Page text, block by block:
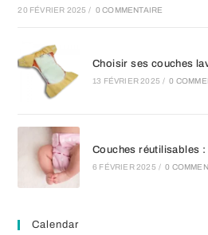
20 FÉVRIER 2025 / 0 COMMENTAIRE
Choisir ses couches
13 FÉVRIER 2025 / 0
Couches réutilisables :
6 FÉVRIER 2025 / 0
Calendar